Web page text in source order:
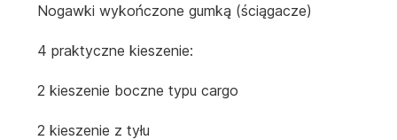
Nogawki wykończone gumką (ściągacze)
4 praktyczne kieszenie:
2 kieszenie boczne typu cargo
2 kieszenie z tyłu